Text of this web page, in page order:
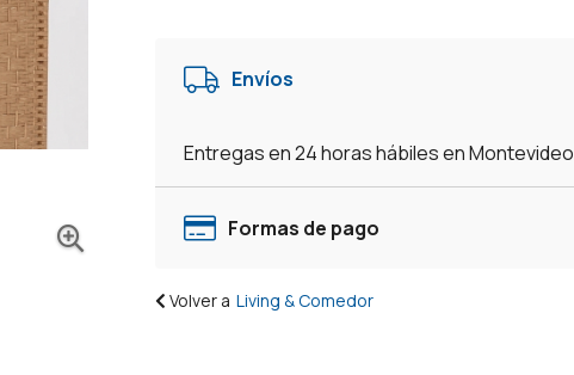
Envíos
Entregas en 24 horas hábiles en Montevideo
Formas de pago
Volver a Living & Comedor